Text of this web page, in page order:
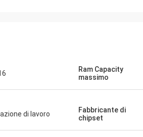
Ram Capacity
massimo
di lavoro
Fabbricante di
chipset